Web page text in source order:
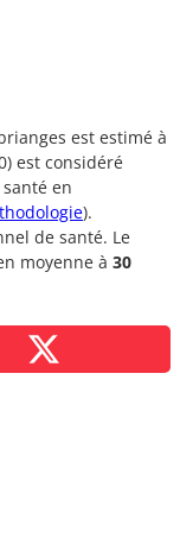
est estimé à
est considéré
en
).
de santé. Le
moyenne à 30